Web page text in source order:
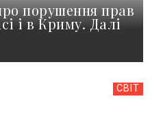
порушення прав
і в Криму. Далі
СВІТ